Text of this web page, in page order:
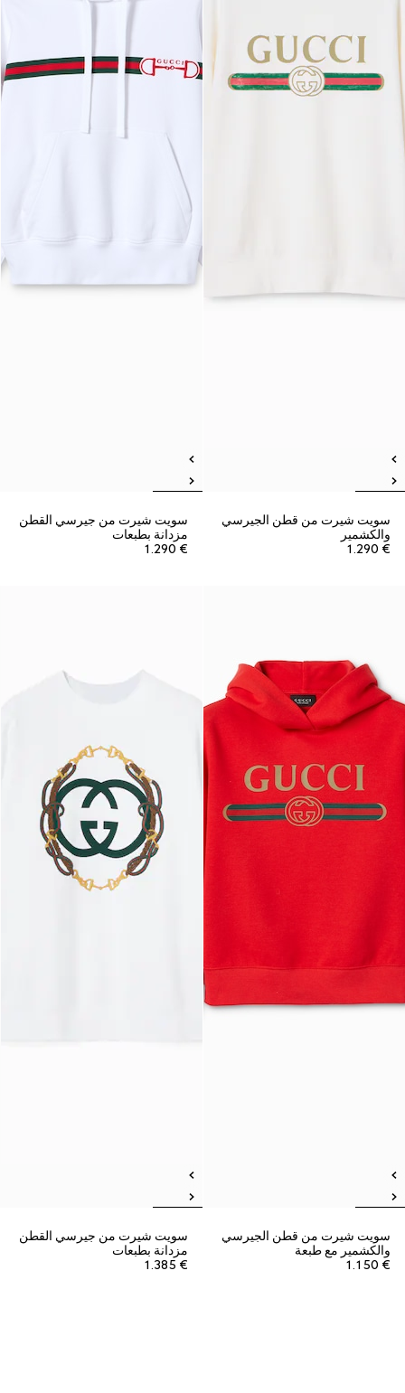
سويت شيرت من قطن الجيرسي
والكشمير
€ 1.290
سويت شيرت من جيرسي القطن
مزدانة بطبعات
€ 1.290
سويت شيرت من قطن الجيرسي
والكشمير مع طبعة
€ 1.150
سويت شيرت من جيرسي القطن
مزدانة بطبعات
€ 1.385